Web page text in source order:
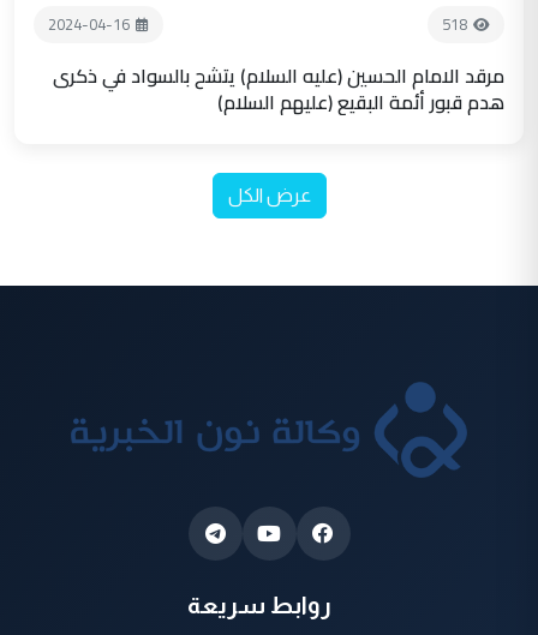
518
2024-04-16
مرقد الامام الحسين (عليه السلام) يتشح بالسواد في ذكرى
هدم قبور أئمة البقيع (عليهم السلام)
عرض الكل
روابط سريعة